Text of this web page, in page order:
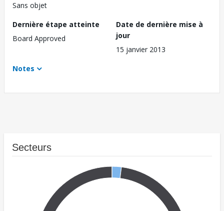
Sans objet
Dernière étape atteinte
Board Approved
Date de dernière mise à
jour
15 janvier 2013
Notes
Secteurs